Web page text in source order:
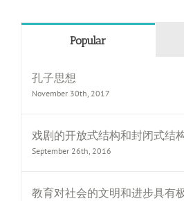
Popular
孔子思想
November 30th, 2017
戏剧的开放式结构和封闭式结
September 26th, 2016
教育对社会的文明和进步具有